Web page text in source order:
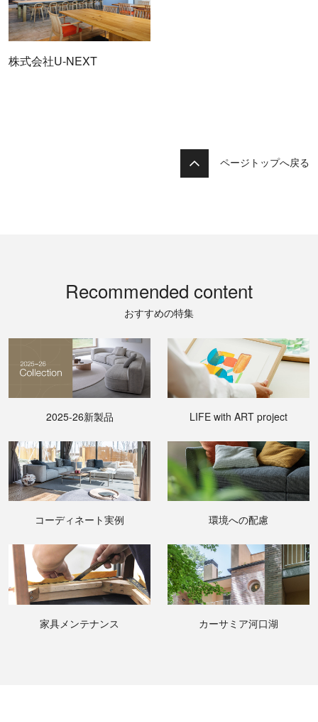
株式会社U-NEXT
ページトップへ戻る
Recommended content
おすすめの特集
2025-26新製品 LIFE with ART project
コーディネート実例 環境への配慮
家具メンテナンス カーサミア河口湖